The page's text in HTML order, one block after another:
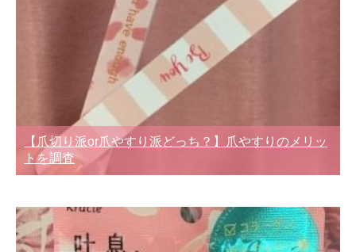
【爪切り派or爪やすり派どっち？】爪やすりのメリッ
トを調査